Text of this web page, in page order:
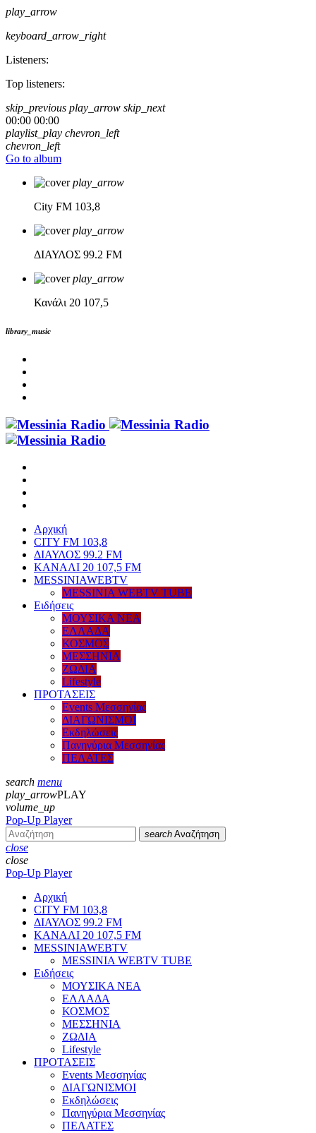
play_arrow
keyboard_arrow_right
Listeners:
Top listeners:
skip_previous play_arrow skip_next
00:00 00:00
playlist_play chevron_left
chevron_left
Go to album
play_arrow
City FM 103,8
play_arrow
ΔΙΑΥΛΟΣ 99.2 FM
play_arrow
Κανάλι 20 107,5
library_music
Αρχική
CITY FM 103,8
ΔΙΑΥΛΟΣ 99.2 FM
ΚΑΝΑΛΙ 20 107,5 FM
MESSINIAWEBTV
MESSINIA WEBTV TUBE
Eιδήσεις
ΜΟΥΣΙΚΑ ΝΕΑ
ΕΛΛΑΔΑ
ΚΟΣΜΟΣ
ΜΕΣΣΗΝΙΑ
ΖΩΔΙΑ
Lifestyle
ΠΡΟΤΑΣΕΙΣ
Events Μεσσηνίας
ΔΙΑΓΩΝΙΣΜΟΙ
Εκδηλώσεις
Πανηγύρια Μεσσηνίας
ΠΕΛΑΤΕΣ
search menu
play_arrowPLAY
volume_up
Pop-Up Player
search Αναζήτηση
close
close
Pop-Up Player
Αρχική
CITY FM 103,8
ΔΙΑΥΛΟΣ 99.2 FM
ΚΑΝΑΛΙ 20 107,5 FM
MESSINIAWEBTV
MESSINIA WEBTV TUBE
Eιδήσεις
ΜΟΥΣΙΚΑ ΝΕΑ
ΕΛΛΑΔΑ
ΚΟΣΜΟΣ
ΜΕΣΣΗΝΙΑ
ΖΩΔΙΑ
Lifestyle
ΠΡΟΤΑΣΕΙΣ
Events Μεσσηνίας
ΔΙΑΓΩΝΙΣΜΟΙ
Εκδηλώσεις
Πανηγύρια Μεσσηνίας
ΠΕΛΑΤΕΣ